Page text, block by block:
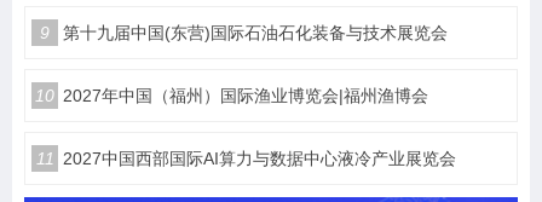
9 第十九届中国(东营)国际石油石化装备与技术展览会
10 2027年中国（福州）国际渔业博览会|福州渔博会
11 2027中国西部国际AI算力与数据中心液冷产业展览会